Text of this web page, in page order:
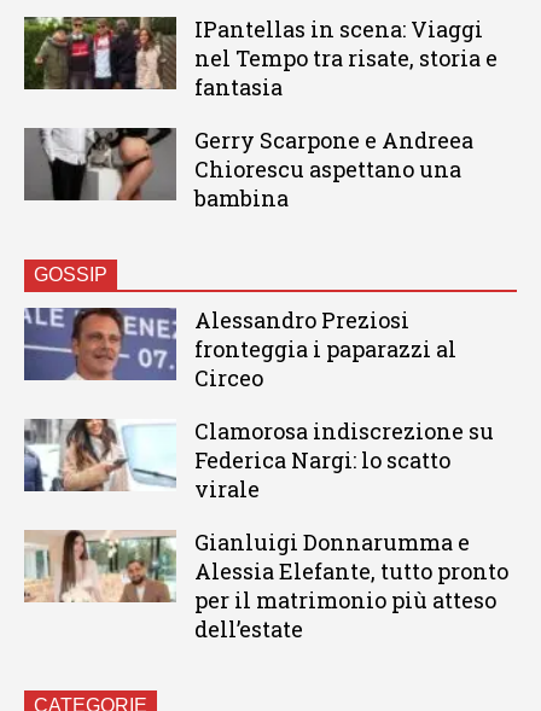
IPantellas in scena: Viaggi
nel Tempo tra risate, storia e
fantasia
Gerry Scarpone e Andreea
Chiorescu aspettano una
bambina
GOSSIP
Alessandro Preziosi
fronteggia i paparazzi al
Circeo
Clamorosa indiscrezione su
Federica Nargi: lo scatto
virale
Gianluigi Donnarumma e
Alessia Elefante, tutto pronto
per il matrimonio più atteso
dell’estate
CATEGORIE